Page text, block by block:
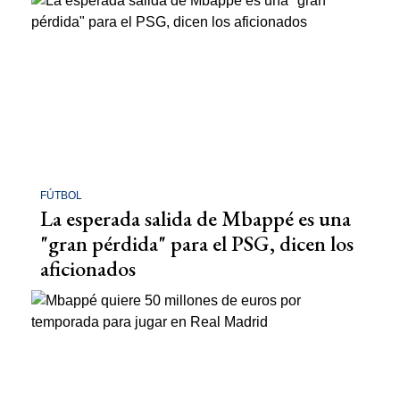
FÚTBOL
La esperada salida de Mbappé es una
"gran pérdida" para el PSG, dicen los
aficionados